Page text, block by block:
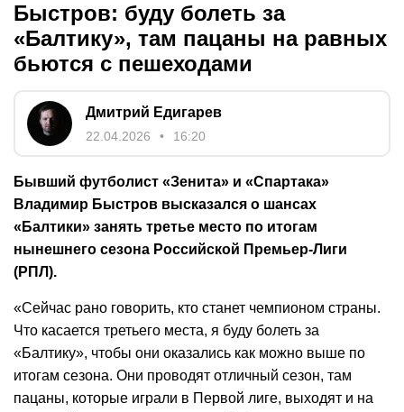
Быстров: буду болеть за
«Балтику», там пацаны на равных
бьются с пешеходами
Дмитрий Едигарев
22.04.2026 16:20
Бывший футболист «Зенита» и «Спартака»
Владимир Быстров высказался о шансах
«Балтики» занять третье место по итогам
нынешнего сезона Российской Премьер-Лиги
(РПЛ).
«Сейчас рано говорить, кто станет чемпионом страны.
Что касается третьего места, я буду болеть за
«Балтику», чтобы они оказались как можно выше по
итогам сезона. Они проводят отличный сезон, там
пацаны, которые играли в Первой лиге, выходят и на